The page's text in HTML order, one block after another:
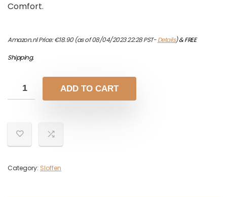
Comfort.
Amazon.nl Price:€18.90(as of 08/04/2023 22:28 PST-Details)&FREE
Shipping.
ADD TO CART
Category: Sloffen